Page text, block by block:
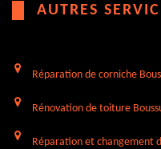
AUTRES
Réparation de corniche
Rénovation de toiture
Réparation et changement